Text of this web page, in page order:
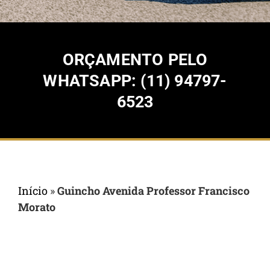
ORÇAMENTO PELO
WHATSAPP: (11) 94797-
6523
Início »Guincho Avenida Professor Francisco
Morato